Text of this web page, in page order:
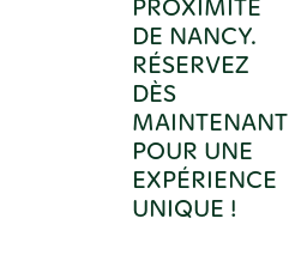
PROXIMITÉ
DE NANCY.
RÉSERVEZ
DÈS
MAINTENANT
POUR UNE
EXPÉRIENCE
UNIQUE !